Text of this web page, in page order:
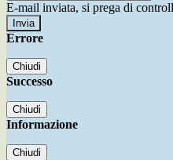
E-mail inviata, si prega di
Errore
Chiudi
Successo
Chiudi
Informazione
Chiudi